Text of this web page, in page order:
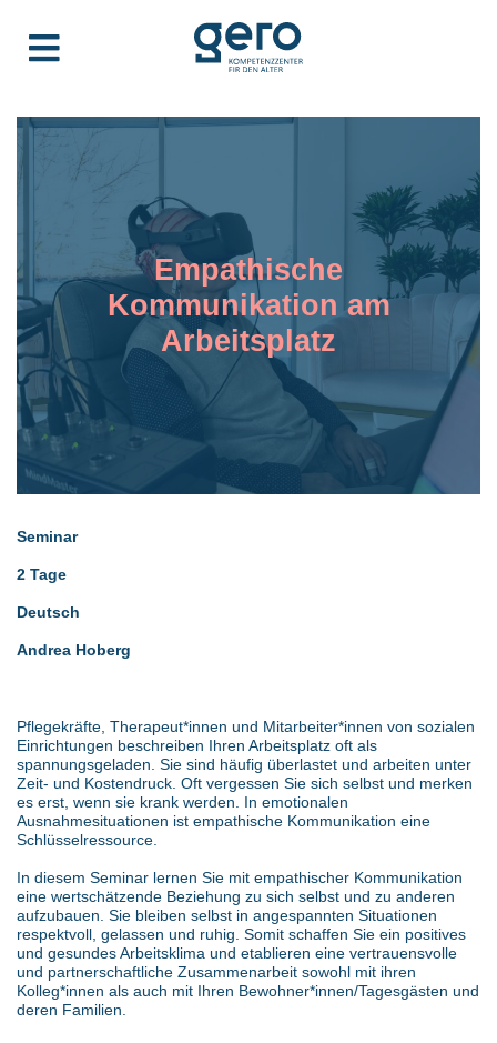
Empathische
Kommunikation am
Arbeitsplatz
Seminar
2 Tage
Deutsch
Andrea Hoberg
Pflegekräfte, Therapeut*innen und Mitarbeiter*innen von sozialen
Einrichtungen beschreiben Ihren Arbeitsplatz oft als
spannungsgeladen. Sie sind häufig überlastet und arbeiten unter
Zeit- und Kostendruck. Oft vergessen Sie sich selbst und merken
es erst, wenn sie krank werden. In emotionalen
Ausnahmesituationen ist empathische Kommunikation eine
Schlüsselressource.
In diesem Seminar lernen Sie mit empathischer Kommunikation
eine wertschätzende Beziehung zu sich selbst und zu anderen
aufzubauen. Sie bleiben selbst in angespannten Situationen
respektvoll, gelassen und ruhig. Somit schaffen Sie ein positives
und gesundes Arbeitsklima und etablieren eine vertrauensvolle
und partnerschaftliche Zusammenarbeit sowohl mit ihren
Kolleg*innen als auch mit Ihren Bewohner*innen/Tagesgästen und
deren Familien.